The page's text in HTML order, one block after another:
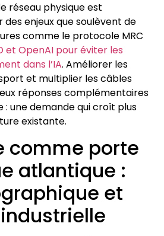
réseau physique est
enjeux que soulèvent de
comme le protocole MRC
et OpenAI pour éviter les
dans l’IA. Améliorer les
et multiplier les câbles
réponses complémentaires
une demande qui croît plus
existante.
comme porte
atlantique :
et